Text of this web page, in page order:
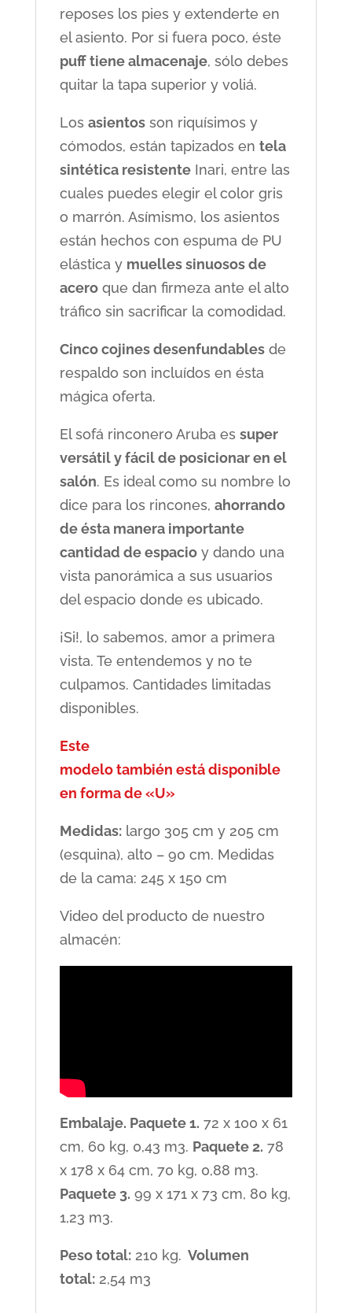
reposes los pies y extenderte en
el asiento. Por si fuera poco, éste
puff tiene almacenaje, sólo debes
quitar la tapa superior y voliá.
Los asientosson riquísimos y
cómodos, están tapizados en tela
sintética resistenteInari, entre las
cuales puedes elegir el color gris
o marrón. Asímismo, los asientos
están hechos con espuma de PU
elástica y muelles sinuosos de
aceroque dan firmeza ante el alto
tráfico sin sacrificar la comodidad.
Cinco cojines desenfundablesde
respaldo son incluídos en ésta
mágica oferta.
El sofá rinconero Aruba es super
versátil y fácil de posicionar en el
salón. Es ideal como su nombre lo
dice para los rincones, ahorrando
de ésta manera importante
cantidad de espacioy dando una
vista panorámica a sus usuarios
del espacio donde es ubicado.
¡Si!, lo sabemos, amor a primera
vista. Te entendemos y no te
culpamos. Cantidades limitadas
disponibles.
Este
modelo también está disponible
en forma de «U»
Medidas:largo 305 cm y 205 cm
(esquina), alto – 90 cm. Medidas
de la cama: 245 x 150 cm
Video del producto de nuestro
almacén:
Embalaje. Paquete 1. 72 x 100 x 61
cm, 60 kg, 0,43 m3. Paquete 2. 78
x 178 x 64 cm, 70 kg, 0,88 m3.
Paquete 3. 99 x 171 x 73 cm, 80 kg,
1,23 m3.
Peso total:210 kg. Volumen
total:2,54 m3